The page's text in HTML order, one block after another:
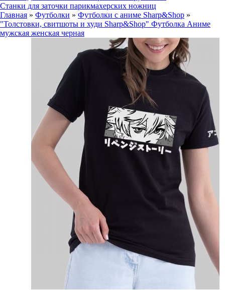
Станки для заточки парикмахерских ножниц
Главная » Футболки » Футболки с аниме Sharp&Shop »
"Толстовки, свитшоты и худи Sharp&Shop" Футболка Аниме
мужская женская черная